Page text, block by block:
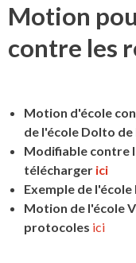
Motion
contre les
Motion d'école
de l'école Dolto
Modifiable contre
télécharger ici
Exemple de
Motion de l'école
protocoles ici